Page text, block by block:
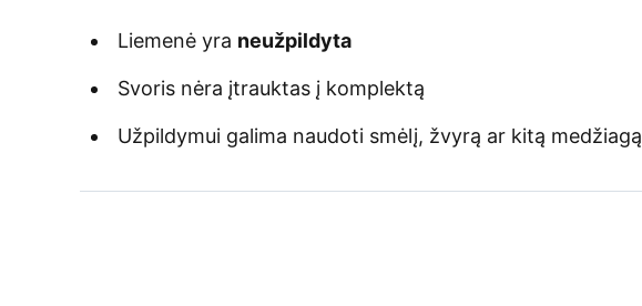
Liemenė yra neužpildyta
Svoris nėra įtrauktas į komplektą
Užpildymui galima naudoti smėlį, žvyrą ar kitą medžiagą